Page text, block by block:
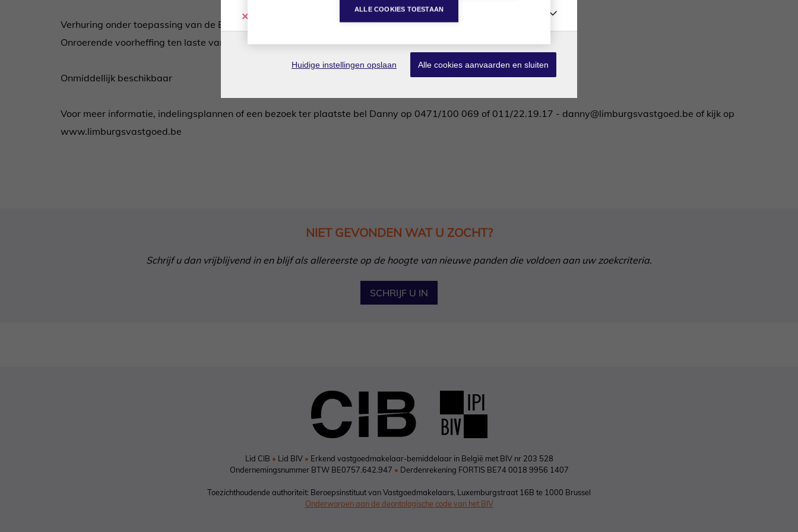
Verhuring onder toepassing van de BTW, momenteel 21%.
Onroerende voorheffing ten laste van de huurder.
Onmiddellijk beschikbaar
Voor meer informatie, indelingsplannen of een bezoek ter plaatste bel Danny op 0471/100 069 of 011/22.19.17 - danny@limburgsvastgoed.be of kijk op
www.limburgsvastgoed.be
NIET GEVONDEN WAT U ZOCHT?
Schrijf u dan vrijblijvend in en blijf als allereerste op de hoogte van nieuwe panden die voldoen aan uw zoekcriteria.
SCHRIJF U IN
Lid CIB • Lid BIV • Erkend vastgoedmakelaar-bemiddelaar in België met BIV nr 203 528
Ondernemingsnummer BTW BE0757.642.947 • Derdenrekening FORTIS BE74 0018 9956 1407
Toezichthoudende authoriteit: Beroepsinstituut van Vastgoedmakelaars, Luxemburgstraat 16B te 1000 Brussel
Onderworpen aan de deontologische code van het BIV
ALLE COOKIES TOESTAAN
Cookies voor statistieken en tracking door derde partijen
Huidige instellingen opslaan Alle cookies aanvaarden en sluiten